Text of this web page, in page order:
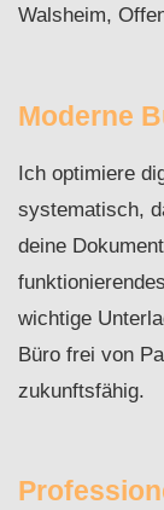
Walsheim,
Moderne
Ich optimiere
systematisch,
deine
wichtige
Büro frei von
zukunftsfähig.